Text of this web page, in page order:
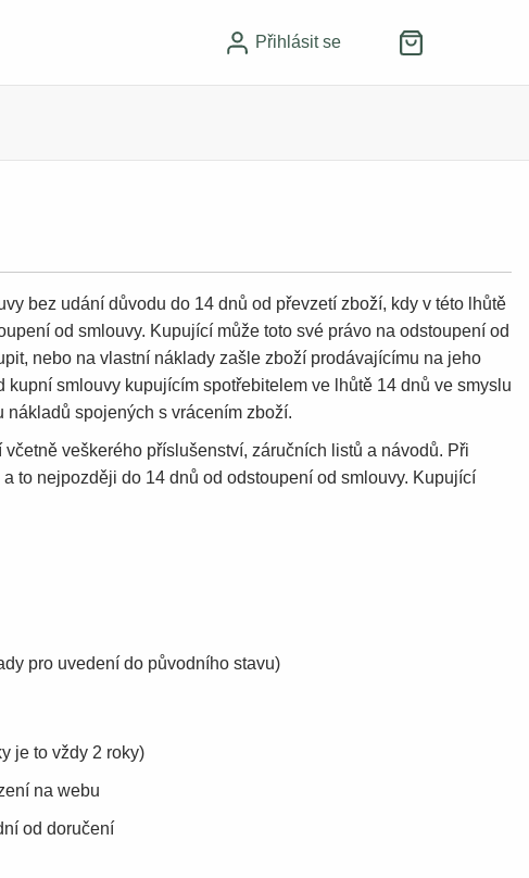
Přihlásit se
bez udání důvodu do 14 dnů od převzetí zboží, kdy v této lhůtě
od smlouvy. Kupující může toto své právo na odstoupení od
nebo na vlastní náklady zašle zboží prodávajícímu na jeho
smlouvy kupujícím spotřebitelem ve lhůtě 14 dnů ve smyslu
spojených s vrácením zboží.
veškerého příslušenství, záručních listů a návodů. Při
to nejpozději do 14 dnů od odstoupení od smlouvy. Kupující
pro uvedení do původního stavu)
je to vždy 2 roky)
na webu
od doručení